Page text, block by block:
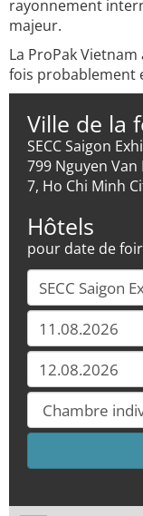
rayonnement
majeur.
La ProPak
fois probablement
Ville de la
SECC Saigon
799 Nguyen
7, Ho Chi Minh
Hôtels
pour date de